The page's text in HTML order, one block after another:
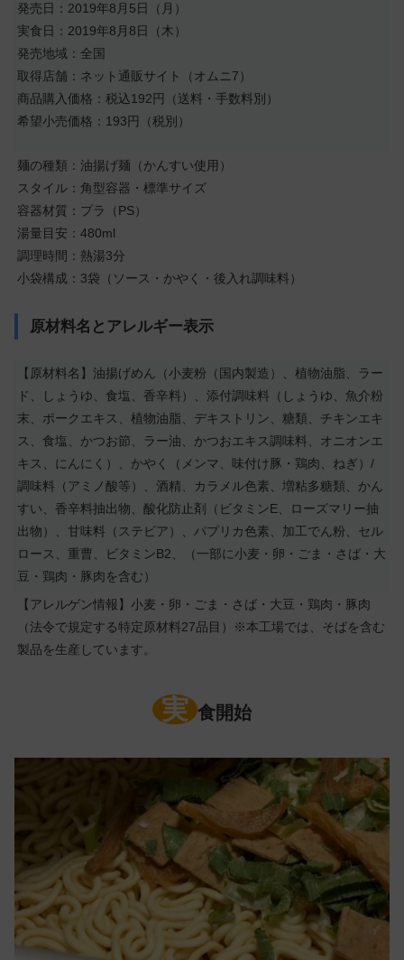
発売日：2019年8月5日（月）
実食日：2019年8月8日（木）
発売地域：全国
取得店舗：ネット通販サイト（オムニ7）
商品購入価格：税込192円（送料・手数料別）
希望小売価格：193円（税別）
麺の種類：油揚げ麺（かんすい使用）
スタイル：角型容器・標準サイズ
容器材質：プラ（PS）
湯量目安：480ml
調理時間：熱湯3分
小袋構成：3袋（ソース・かやく・後入れ調味料）
原材料名とアレルギー表示
【原材料名】油揚げめん（小麦粉（国内製造）、植物油脂、ラー
ド、しょうゆ、食塩、香辛料）、添付調味料（しょうゆ、魚介粉
末、ポークエキス、植物油脂、デキストリン、糖類、チキンエキ
ス、食塩、かつお節、ラー油、かつおエキス調味料、オニオンエ
キス、にんにく）、かやく（メンマ、味付け豚・鶏肉、ねぎ）/
調味料（アミノ酸等）、酒精、カラメル色素、増粘多糖類、かん
すい、香辛料抽出物、酸化防止剤（ビタミンE、ローズマリー抽
出物）、甘味料（ステビア）、パプリカ色素、加工でん粉、セル
ロース、重曹、ビタミンB2、（一部に小麦・卵・ごま・さば・大
豆・鶏肉・豚肉を含む）
【アレルゲン情報】小麦・卵・ごま・さば・大豆・鶏肉・豚肉
（法令で規定する特定原材料27品目）※本工場では、そばを含む
製品を生産しています。
実 食開始